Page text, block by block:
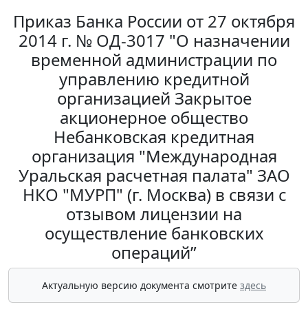
Приказ Банка России от 27 октября
2014 г. № ОД-3017 "О назначении
временной администрации по
управлению кредитной
организацией Закрытое
акционерное общество
Небанковская кредитная
организация "Международная
Уральская расчетная палата" ЗАО
НКО "МУРП" (г. Москва) в связи с
отзывом лицензии на
осуществление банковских
операций”
Актуальную версию документа смотрите здесь